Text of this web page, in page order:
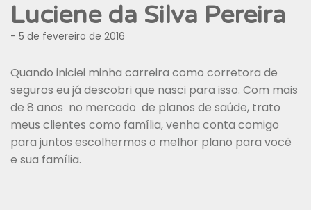
Luciene da Silva Pereira
- 5 de fevereiro de 2016
Quando iniciei minha carreira como corretora de
seguros eu já descobri que nasci para isso. Com mais
de 8 anos no mercado de planos de saúde, trato
meus clientes como família, venha conta comigo
para juntos escolhermos o melhor plano para você
e sua família.